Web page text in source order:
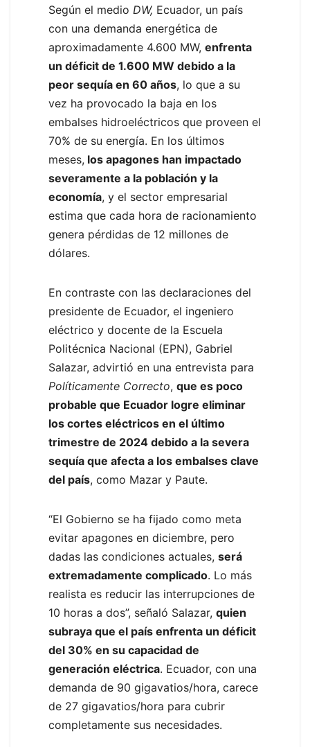
Según el medio DW, Ecuador, un país
con una demanda energética de
aproximadamente 4.600 MW, enfrenta
un déficit de 1.600 MW debido a la
peor sequía en 60 años, lo que a su
vez ha provocado la baja en los
embalses hidroeléctricos que proveen el
70% de su energía. En los últimos
meses, los apagones han impactado
severamente a la población y la
economía, y el sector empresarial
estima que cada hora de racionamiento
genera pérdidas de 12 millones de
dólares.
En contraste con las declaraciones del
presidente de Ecuador, el ingeniero
eléctrico y docente de la Escuela
Politécnica Nacional (EPN), Gabriel
Salazar, advirtió en una entrevista para
Políticamente Correcto, que es poco
probable que Ecuador logre eliminar
los cortes eléctricos en el último
trimestre de 2024 debido a la severa
sequía que afecta a los embalses clave
del país, como Mazar y Paute.
“El Gobierno se ha fijado como meta
evitar apagones en diciembre, pero
dadas las condiciones actuales, será
extremadamente complicado. Lo más
realista es reducir las interrupciones de
10 horas a dos”, señaló Salazar, quien
subraya que el país enfrenta un déficit
del 30% en su capacidad de
generación eléctrica. Ecuador, con una
demanda de 90 gigavatios/hora, carece
de 27 gigavatios/hora para cubrir
completamente sus necesidades.